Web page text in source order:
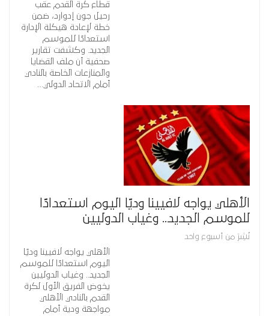
قطاع كرة القدم عقب
رحيل جون إدوارد، ضمن
خطة لإعادة هيكلة الإدارة
استعدادًا للموسم
الجديد. وكشفت تقارير
صحفية أن ملف القضايا
والمنازعات الخاصة بالنادي
أمام الاتحاد الدولي…
الأهلي يواجه لافيينا وديًا اليوم استعدادًا
للموسم الجديد.. وغياب الدوليين
نُشِرَ من أسبوع واحد
الأهلي يواجه لافيينا وديًا
اليوم استعدادًا للموسم
الجديد.. وغياب الدوليين
يخوض الفريق الأول لكرة
القدم بالنادي الأهلي
مواجهة ودية أمام